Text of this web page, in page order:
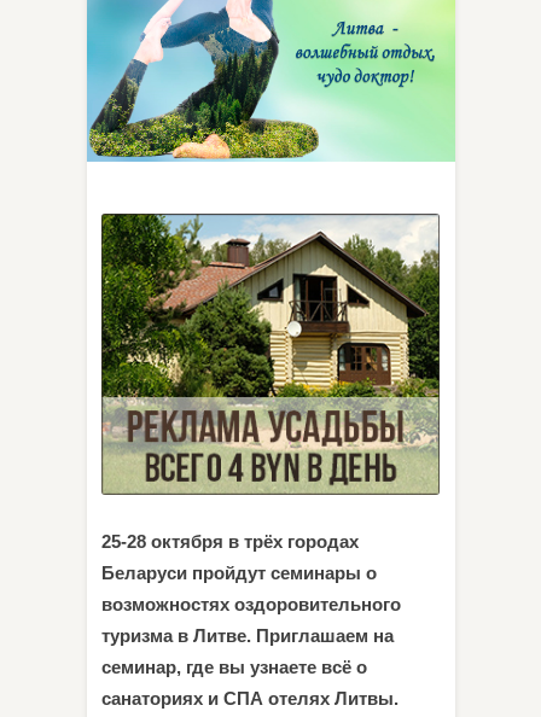
25-28 октября в трёх городах
Беларуси пройдут семинары о
возможностях оздоровительного
туризма в Литве. Приглашаем на
семинар, где вы узнаете всё о
санаториях и СПА отелях Литвы.